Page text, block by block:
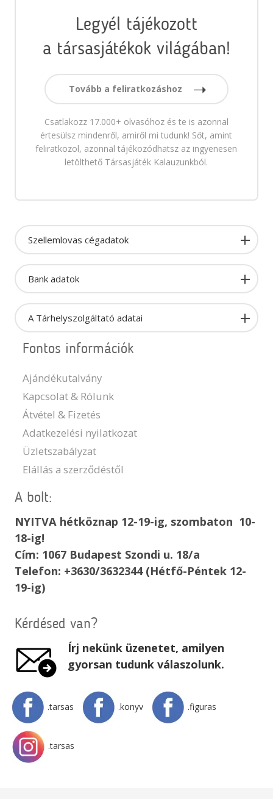
Legyél tájékozott
a társasjátékok világában!
Tovább a feliratkozáshoz
Csatlakozz 17.000+ olvasóhoz és te is azonnal
értesülsz mindenről, amiről mi tudunk! Sőt, amint
feliratkozol, azonnal tájékozódhatsz az ingyenesen
letölthető Társasjáték Kalauzunkból.
Szellemlovas cégadatok
Bank adatok
A Tárhelyszolgáltató adatai
Fontos információk
Ajándékutalvány
Kapcsolat & Rólunk
Átvétel & Fizetés
Adatkezelési nyilatkozat
Üzletszabályzat
Elállás a szerződéstől
A bolt:
NYITVA hétköznap 12-19-ig, szombaton 10-
18-ig!
Cím: 1067 Budapest Szondi u. 18/a
Telefon: +3630/3632344 (Hétfő-Péntek 12-
19-ig)
Kérdésed van?
Írj nekünk üzenetet, amilyen
gyorsan tudunk válaszolunk.
.tarsas .konyv .figuras
.tarsas